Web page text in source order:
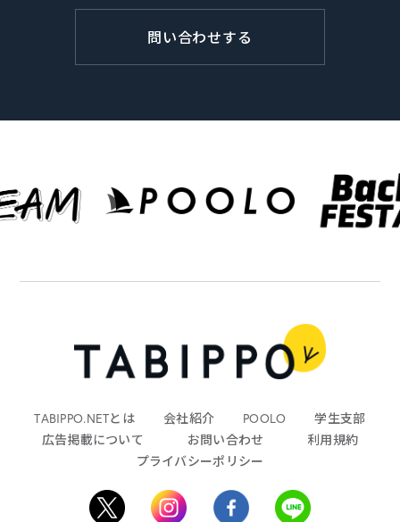
問い合わせする
TABIPPO.NETとは 会社紹介 POOLO
学生支部
広告掲載について
お問い合わせ
利用規約
プライバシーポリシー